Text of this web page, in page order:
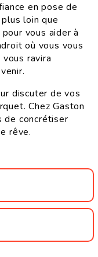
en pose de
loin que
vous aider à
où vous vous
ravira
discuter de vos
Chez Gaston
de concrétiser
rêve.